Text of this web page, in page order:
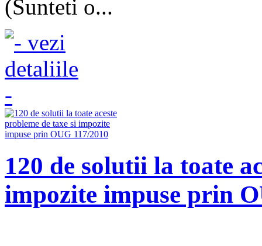
(Sunteti o...
120 de solutii la toate
impozite impuse prin